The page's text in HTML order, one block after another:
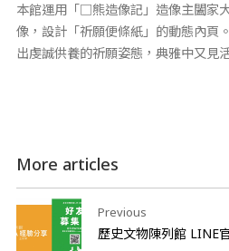
本館運用「□熊造像記」造像主闔家
像，設計「祈願便條紙」的動態內頁
出虔誠供養的祈願姿態，典雅中又見
More articles
Previous
歷史文物陳列館 LINE